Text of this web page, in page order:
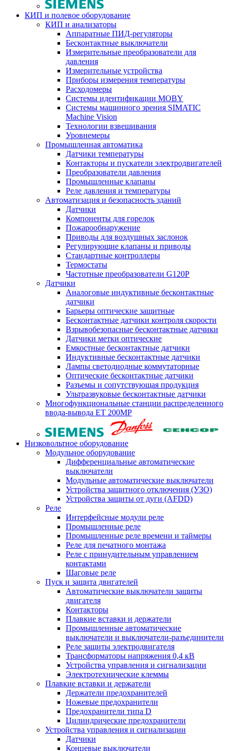
КИП и полевое оборудование
КИП и анализаторы
Аппаратные ПИД-регуляторы
Бесконтактные выключатели
Измерительные преобразователи для
давления
Измерительные устройства
Приборы измерения температуры
Расходомеры
Системы идентификации MOBY
Системы машинного зрения SIMATIC
Machine Vision
Технологии взвешивания
Уровнемеры
Промышленная автоматика
Датчики температуры
Контакторы и пускатели электродвигателей
Преобразователи давления
Промышленные клапаны
Реле давления и температуры
Автоматизация и безопасность зданий
Датчики
Компоненты для горелок
Пожарообнаружение
Приводы для воздушных заслонок
Регулирующие клапаны и приводы
Стандартные контроллеры
Термостаты
Частотные преобразователи G120P
Датчики
Аналоговые индуктивные бесконтактные
датчики
Барьеры оптические защитные
Бесконтактные датчики контроля скорости
Взрывобезопасные бесконтактные датчики
Датчики метки оптические
Емкостные бесконтактные датчики
Индуктивные бесконтактные датчики
Лампы светодиодные коммутаторные
Оптические бесконтактные датчики
Разъемы и сопутствующая продукция
Ультразвуковые бесконтактные датчики
Многофункциональные станции распределенного
ввода-вывода ET 200MP
Низковольтное оборудование
Модульное оборудование
Дифференциальные автоматические
выключатели
Модульные автоматические выключатели
Устройства защитного отключения (УЗО)
Устройства защиты от дуги (AFDD)
Реле
Интерфейсные модули реле
Промышленные реле
Промышленные реле времени и таймеры
Реле для печатного монтажа
Реле с принудительным управлением
контактами
Шаговые реле
Пуск и защита двигателей
Автоматические выключатели защиты
двигателя
Контакторы
Плавкие вставки и держатели
Промышленные автоматические
выключатели и выключатели-разъединители
Реле защиты электродвигателя
Трансформаторы напряжения 0,4 кВ
Устройства управления и сигнализации
Электротехнические клеммы
Плавкие вставки и держатели
Держатели предохранителей
Ножевые предохранители
Предохранители типа D
Цилиндрические предохранители
Устройства управления и сигнализации
Датчики
Концевые выключатели